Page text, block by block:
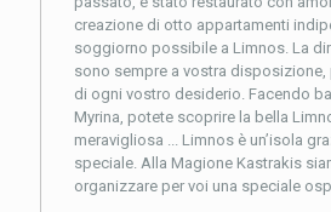
creazione di otto appartamenti
soggiorno possibile a Limnos. La
sono sempre a vostra disposizione,
di ogni vostro desiderio. Facendo
Myrina, potete scoprire la bella
meravigliosa ... Limnos è un’isola
speciale. Alla Magione Kastrakis
organizzare per voi una speciale